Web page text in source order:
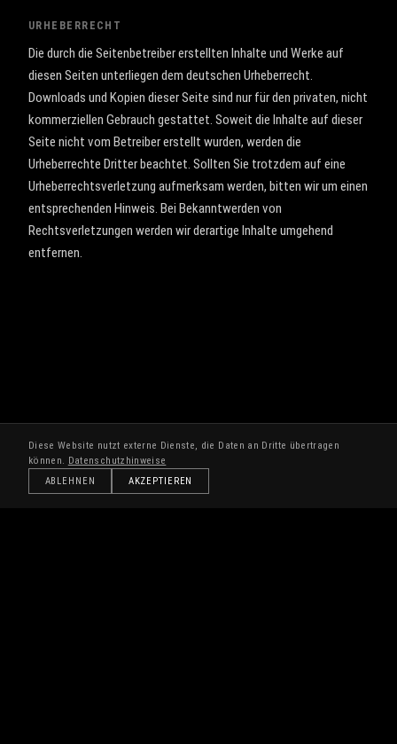
URHEBERRECHT
Die durch die Seitenbetreiber erstellten Inhalte und Werke auf
diesen Seiten unterliegen dem deutschen Urheberrecht.
Downloads und Kopien dieser Seite sind nur für den privaten, nicht
kommerziellen Gebrauch gestattet. Soweit die Inhalte auf dieser
Seite nicht vom Betreiber erstellt wurden, werden die
Urheberrechte Dritter beachtet. Sollten Sie trotzdem auf eine
Urheberrechtsverletzung aufmerksam werden, bitten wir um einen
entsprechenden Hinweis. Bei Bekanntwerden von
Rechtsverletzungen werden wir derartige Inhalte umgehend
entfernen.
Diese Website nutzt externe Dienste, die Daten an Dritte übertragen
können. Datenschutzhinweise
ABLEHNEN AKZEPTIEREN